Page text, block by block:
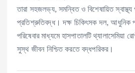
তারা সহজলভ্য, সমন্বিত ও বিশেষায়িত স্বাস্থ্য
প্রতিশ্রুতিবদ্ধ। দক্ষ চিকিৎসক দল, আধুনিক
পরিষেবার মাধ্যমে হাসপাতালটি থ্যালাসেমিয়া
সুস্থ জীবন নিশ্চিত করতে বদ্ধপরিকর।